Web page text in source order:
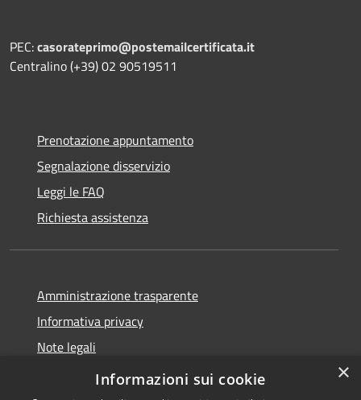
PEC:casorateprimo@postemailcertificata.it
Centralino (+39) 02 90519511
Prenotazione appuntamento
Segnalazione disservizio
Leggi le FAQ
Richiesta assistenza
Amministrazione trasparente
Informativa privacy
Note legali
Dichiarazione di accessibilità
×
Informazioni sui cookie